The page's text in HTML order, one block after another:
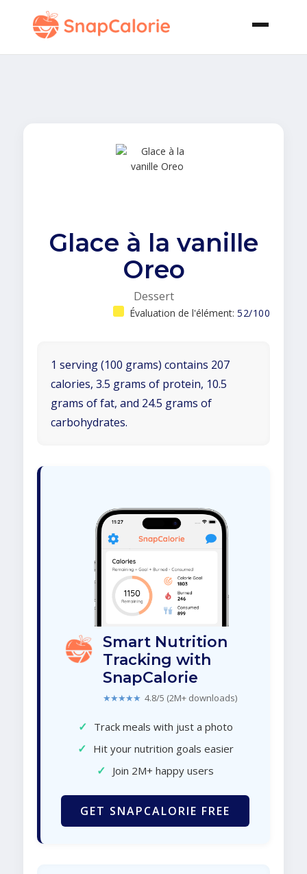
Glace à la vanille
Oreo
Dessert
Évaluation de l'élément: 52/100
1 serving (100 grams) contains 207
calories, 3.5 grams of protein, 10.5
grams of fat, and 24.5 grams of
carbohydrates.
Smart Nutrition
Tracking with
SnapCalorie
★★★★★ 4.8/5 (2M+ downloads)
✓ Track meals with just a photo
✓ Hit your nutrition goals easier
✓ Join 2M+ happy users
GET SNAPCALORIE FREE